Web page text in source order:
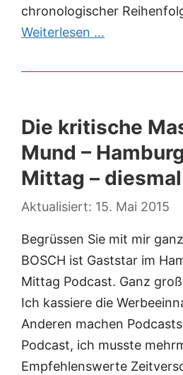
chronologischer
Weiterlesen …
Die kritische
Mund –
Mittag –
15. Mai 2015
Begrüssen Sie mit mir
BOSCH ist Gaststar im
Mittag Podcast. Ganz
Ich kassiere die
Anderen machen
Podcast, ich musste
Empfehlenswerte